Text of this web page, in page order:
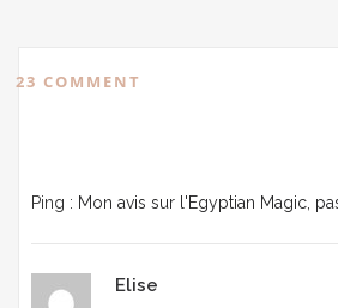
23 COMMENT
Ping : Mon avis sur l'Egyptian Magic,
Elise